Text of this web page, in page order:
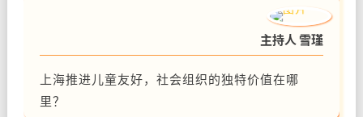
主持人 雪瑾
上海推进儿童友好，社会组织的独特价值在哪
里？